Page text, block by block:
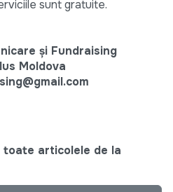
sunt gratuite.
și Fundraising
Moldova
toate articolele de la